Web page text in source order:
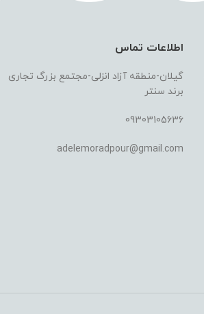
اطلاعات تماس
گیلان-منطقه آزاد انزلی-مجتمع بزرگ تجاری
برند سنتر
09303105636
adelemoradpour@gmail.com